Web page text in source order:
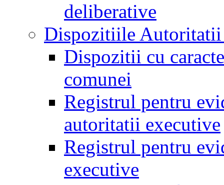
deliberative
Dispozitiile
Dispozitii cu
comunei
Registrul pentru
autoritatii executive
Registrul pentru
executive